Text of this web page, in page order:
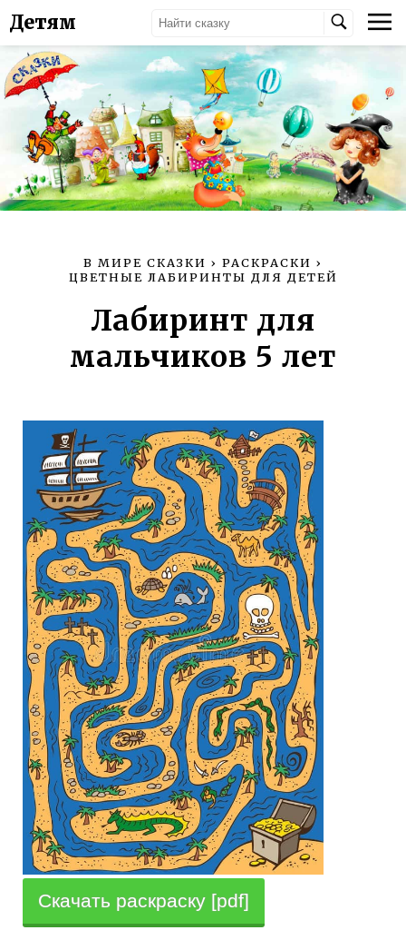
Детям
В МИРЕ СКАЗКИ › РАСКРАСКИ ›
ЦВЕТНЫЕ ЛАБИРИНТЫ ДЛЯ ДЕТЕЙ
Лабиринт для
мальчиков 5 лет
Скачать раскраску [pdf]